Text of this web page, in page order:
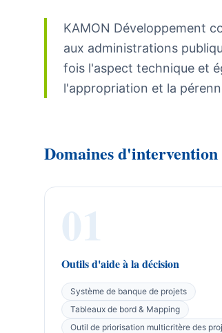
KAMON Développement
aux administrations
fois l'aspect technique et
l'appropriation et la
Domaines d'intervention
01
Outils d'aide à la décision
Système de banque de projets
Tableaux de bord & Mapping
Outil de priorisation multicritère des